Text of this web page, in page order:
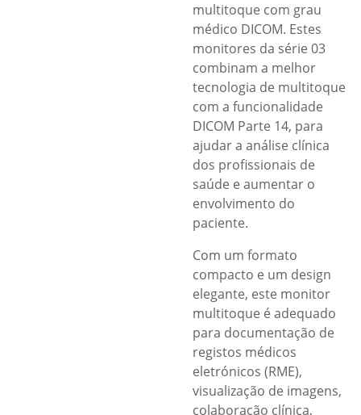
multitoque com grau
médico DICOM. Estes
monitores da série 03
combinam a melhor
tecnologia de multitoque
com a funcionalidade
DICOM Parte 14, para
ajudar a análise clínica
dos profissionais de
saúde e aumentar o
envolvimento do
paciente.
Com um formato
compacto e um design
elegante, este monitor
multitoque é adequado
para documentação de
registos médicos
eletrónicos (RME),
visualização de imagens,
colaboração clínica,